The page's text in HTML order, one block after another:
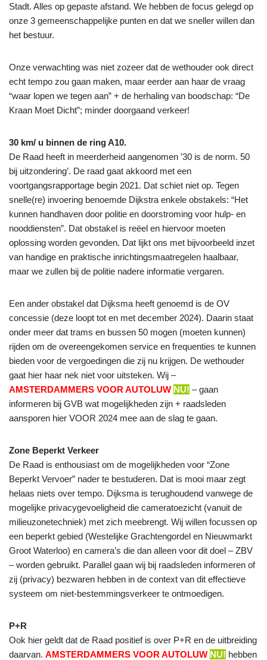
Stadt. Alles op gepaste afstand. We hebben de focus gelegd op
onze 3 gemeenschappelijke punten en dat we sneller willen dan
het bestuur.
Onze verwachting was niet zozeer dat de wethouder ook direct
echt tempo zou gaan maken, maar eerder aan haar de vraag
“waar lopen we tegen aan” + de herhaling van boodschap: “De
Kraan Moet Dicht”; minder doorgaand verkeer!
30 km/ u binnen de ring A10.
De Raad heeft in meerderheid aangenomen ’30 is de norm. 50
bij uitzondering’. De raad gaat akkoord met een
voortgangsrapportage begin 2021. Dat schiet niet op. Tegen
snelle(re) invoering benoemde Dijkstra enkele obstakels: “Het
kunnen handhaven door politie en doorstroming voor hulp- en
nooddiensten”. Dat obstakel is reëel en hiervoor moeten
oplossing worden gevonden. Dat lijkt ons met bijvoorbeeld inzet
van handige en praktische inrichtingsmaatregelen haalbaar,
maar we zullen bij de politie nadere informatie vergaren.
Een ander obstakel dat Dijksma heeft genoemd is de OV
concessie (deze loopt tot en met december 2024). Daarin staat
onder meer dat trams en bussen 50 mogen (moeten kunnen)
rijden om de overeengekomen service en frequenties te kunnen
bieden voor de vergoedingen die zij nu krijgen. De wethouder
gaat hier haar nek niet voor uitsteken. Wij –
AMSTERDAMMERS VOOR AUTOLUW NU! – gaan
informeren bij GVB wat mogelijkheden zijn + raadsleden
aansporen hier VOOR 2024 mee aan de slag te gaan.
Zone Beperkt Verkeer
De Raad is enthousiast om de mogelijkheden voor “Zone
Beperkt Vervoer” nader te bestuderen. Dat is mooi maar zegt
helaas niets over tempo. Dijksma is terughoudend vanwege de
mogelijke privacygevoeligheid die cameratoezicht (vanuit de
milieuzonetechniek) met zich meebrengt. Wij willen focussen op
een beperkt gebied (Westelijke Grachtengordel en Nieuwmarkt
Groot Waterloo) en camera’s die dan alleen voor dit doel – ZBV
– worden gebruikt. Parallel gaan wij bij raadsleden informeren of
zij (privacy) bezwaren hebben in de context van dit effectieve
systeem om niet-bestemmingsverkeer te ontmoedigen.
P+R
Ook hier geldt dat de Raad positief is over P+R en de uitbreiding
daarvan. AMSTERDAMMERS VOOR AUTOLUW NU! hebben